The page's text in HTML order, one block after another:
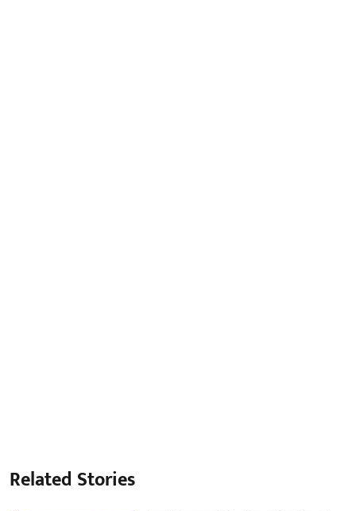
Related Stories